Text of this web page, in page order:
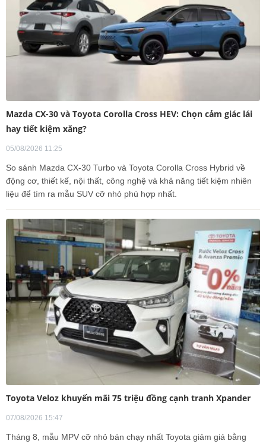
Mazda CX-30 và Toyota Corolla Cross HEV: Chọn cảm giác lái
hay tiết kiệm xăng?
05/08/2026 11:25
So sánh Mazda CX-30 Turbo và Toyota Corolla Cross Hybrid về
động cơ, thiết kế, nội thất, công nghệ và khả năng tiết kiệm nhiên
liệu để tìm ra mẫu SUV cỡ nhỏ phù hợp nhất.
Toyota Veloz khuyến mãi 75 triệu đồng cạnh tranh Xpander
07/08/2026 15:47
Tháng 8, mẫu MPV cỡ nhỏ bán chạy nhất Toyota giảm giá bằng